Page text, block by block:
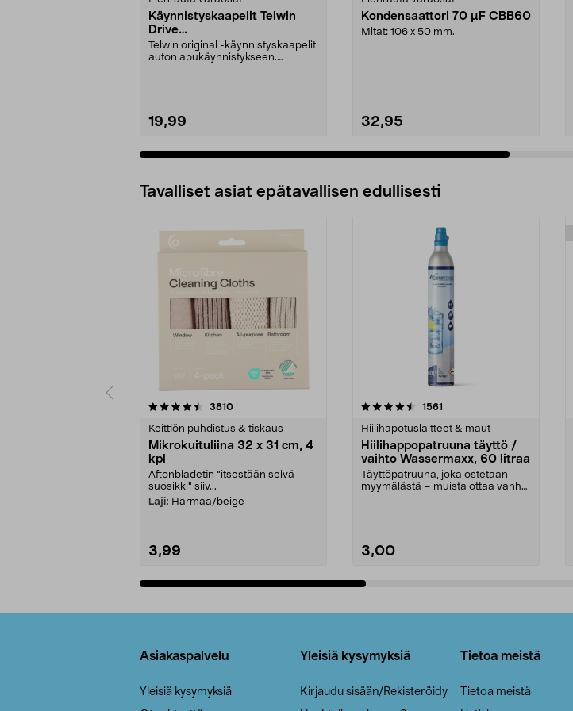
Käynnistyskaapelit Telwin
Drive
Mini/9000/13000/1250/150
0/1750, EC5
Telwin original -käynnistyskaapelit
auton apukäynnistykseen.
19,99
Kondensaattori 70 µF CBB60
Mitat: 106 x 50 mm.
32,95
Tavalliset asiat epätavallisen edullisesti
3810arvostelut
Keittiön puhdistus & tiskaus
Mikrokuituliina 32 x 31 cm, 4
kpl
Aftonbladetin "itsestään selvä
suosikki" siiv...
Laji: Harmaa/beige
3,99
4.5viidestä
1561
Hiilihapotuslaitteet & maut
Hiilihappopatruuna täyttö /
vaihto Wassermaxx, 60 litraa
Täyttöpatruuna, joka ostetaan
myymälästä – muista ottaa vanha
3,00
4.5viidestä
Asiakaspalvelu
Yleisiä kysymyksiä
Yleisiä kysymyksiä
Kirjaudu sisään/Rekisteröidy
Tietoa meistä
Tietoa meistä